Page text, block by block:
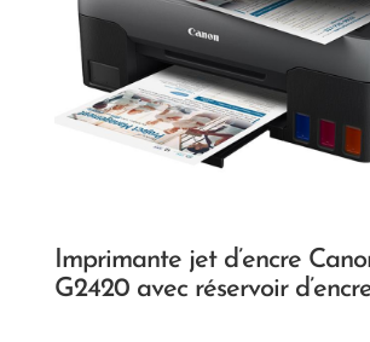
Imprimante jet d’encre
G2420 avec réservoir